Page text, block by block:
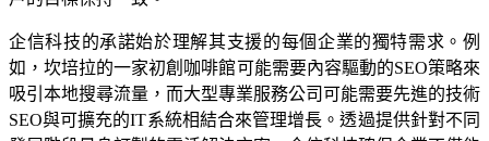
企信科技的承諾始於理解其支援的每個企業的獨特需求。例
如，坎培拉的一家初創咖啡館可能需要內容驅動的SEO策略來
吸引本地搜尋流量，而大型專業服務公司可能需要先進的技術
SEO與可擴充的IT系統相結合來管理增長。透過提供針對不同